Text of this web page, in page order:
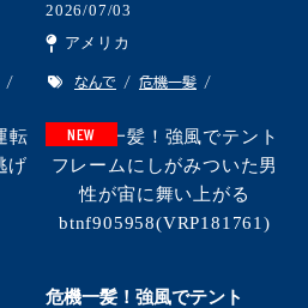
2026/07/03
アメリカ
なんで 危機一髪
NEW
危機一髪！強風でテント